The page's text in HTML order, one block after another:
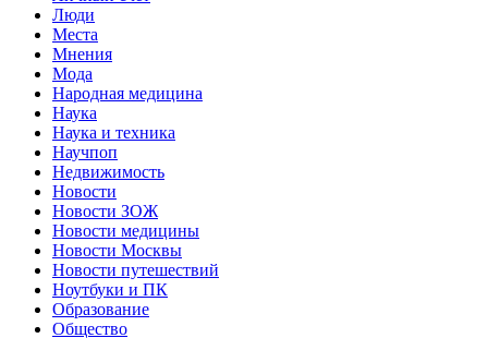
Люди
Места
Мнения
Мода
Народная медицина
Наука
Наука и техника
Научпоп
Недвижимость
Новости
Новости ЗОЖ
Новости медицины
Новости Москвы
Новости путешествий
Ноутбуки и ПК
Образование
Общество